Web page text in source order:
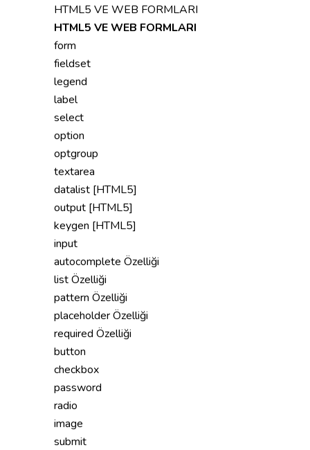
HTML5 VE WEB FORMLARI
HTML5 VE WEB FORMLARI
form
fieldset
legend
label
select
option
optgroup
textarea
datalist [HTML5]
output [HTML5]
keygen [HTML5]
input
autocomplete Özelliği
list Özelliği
pattern Özelliği
placeholder Özelliği
required Özelliği
button
checkbox
password
radio
image
submit